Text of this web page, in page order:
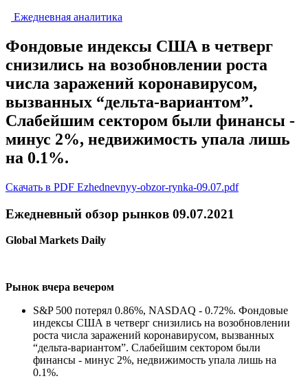
Ежедневная аналитика
Фондовые индексы США в четверг
снизились на возобновлении роста
числа заражений коронавирусом,
вызванных “дельта-вариантом”.
Слабейшим сектором были финансы -
минус 2%, недвижимость упала лишь
на 0.1%.
Скачать в PDF Ezhednevnyy-obzor-rynka-09.07.pdf
Ежедневный обзор рынков 09.07.2021
Global Markets Daily
Рынок вчера вечером
S&P 500 потерял 0.86%, NASDAQ - 0.72%. Фондовые
индексы США в четверг снизились на возобновлении
роста числа заражений коронавирусом, вызванных
“дельта-вариантом”. Слабейшим сектором были
финансы - минус 2%, недвижимость упала лишь на
0.1%.